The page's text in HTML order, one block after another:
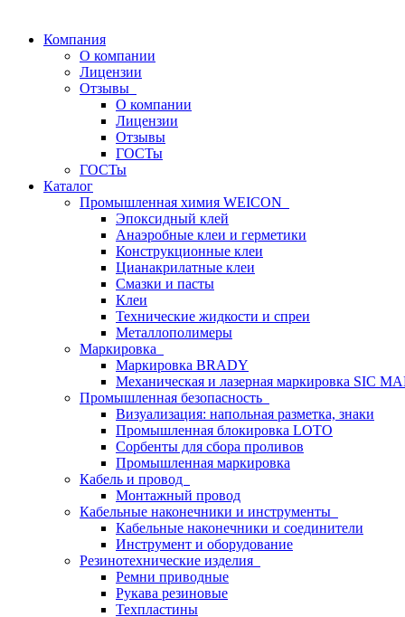
Компания
О компании
Лицензии
Отзывы
О компании
Лицензии
Отзывы
ГОСТы
ГОСТы
Каталог
Промышленная химия WEICON
Эпоксидный клей
Анаэробные клеи и герметики
Конструкционные клеи
Цианакрилатные клеи
Смазки и пасты
Клеи
Технические жидкости и спреи
Металлополимеры
Маркировка
Маркировка BRADY
Механическая и лазерная маркировка SIC
Промышленная безопасность
Визуализация: напольная разметка, знаки
Промышленная блокировка LOTO
Сорбенты для сбора проливов
Промышленная маркировка
Кабель и провод
Монтажный провод
Кабельные наконечники и инструменты
Кабельные наконечники и соединители
Инструмент и оборудование
Резинотехнические изделия
Ремни приводные
Рукава резиновые
Техпластины